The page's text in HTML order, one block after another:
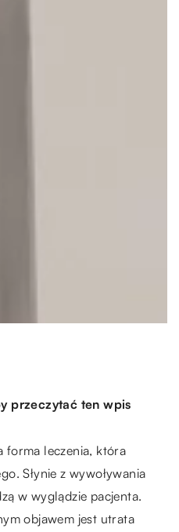
przeczytać ten wpis
forma leczenia, która
Słynie z wywoływania
w wyglądzie pacjenta.
objawem jest utrata